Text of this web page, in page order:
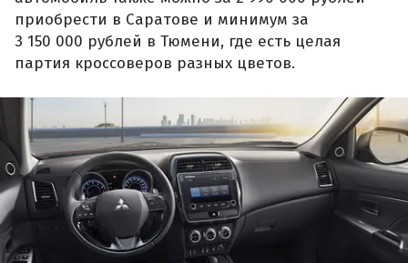
приобрести в Саратове и минимум за
3 150 000 рублей в Тюмени, где есть целая
партия кроссоверов разных цветов.